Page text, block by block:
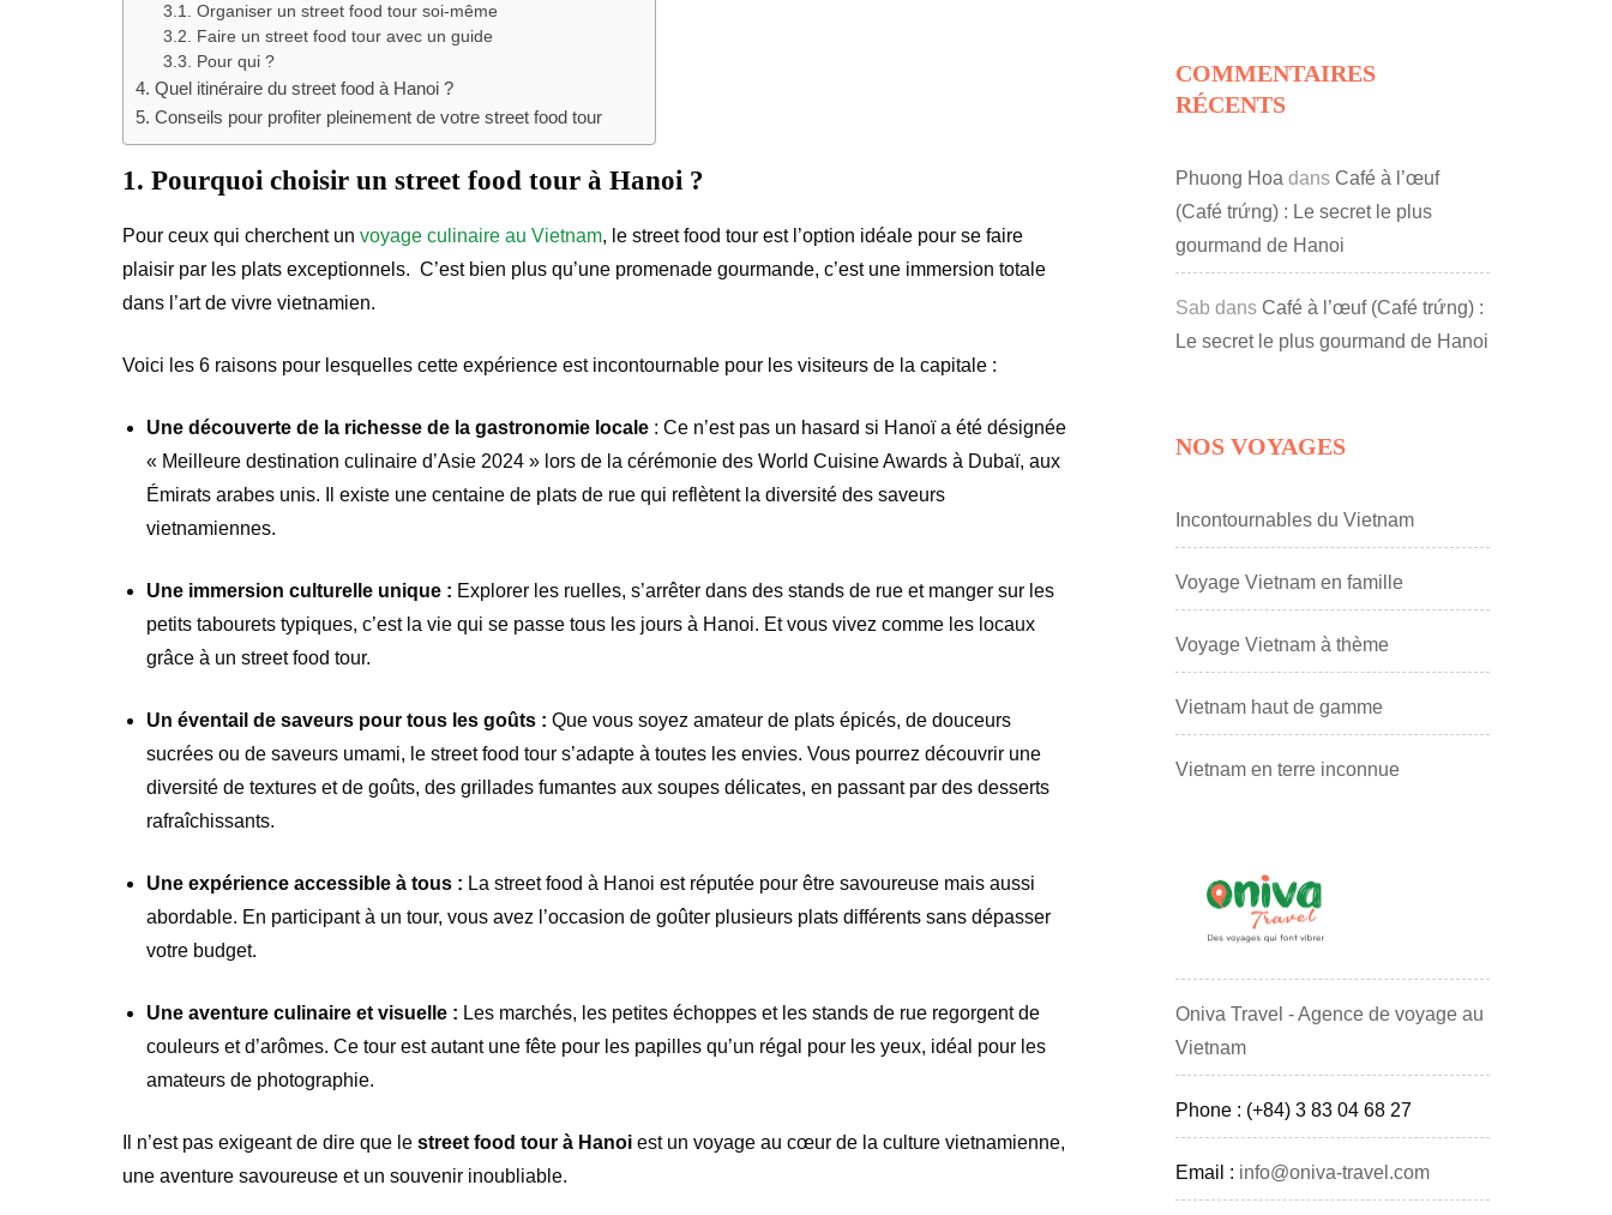
3.1. Organiser un street food tour soi-même
3.2. Faire un street food tour avec un guide
3.3. Pour qui ?
4. Quel itinéraire du street food à Hanoi ?
5. Conseils pour profiter pleinement de votre street food tour
1. Pourquoi choisir un street food tour à Hanoi ?
Pour ceux qui cherchent un voyage culinaire au Vietnam, le street food tour est l’option idéale pour se faire
plaisir par les plats exceptionnels. C’est bien plus qu’une promenade gourmande, c’est une immersion totale
dans l’art de vivre vietnamien.
Voici les 6 raisons pour lesquelles cette expérience est incontournable pour les visiteurs de la capitale :
Une découverte de la richesse de la gastronomie locale : Ce n’est pas un hasard si Hanoï a été désignée
« Meilleure destination culinaire d’Asie 2024 » lors de la cérémonie des World Cuisine Awards à Dubaï, aux
Émirats arabes unis. Il existe une centaine de plats de rue qui reflètent la diversité des saveurs
vietnamiennes.
Une immersion culturelle unique : Explorer les ruelles, s’arrêter dans des stands de rue et manger sur les
petits tabourets typiques, c’est la vie qui se passe tous les jours à Hanoi. Et vous vivez comme les locaux
grâce à un street food tour.
Un éventail de saveurs pour tous les goûts : Que vous soyez amateur de plats épicés, de douceurs
sucrées ou de saveurs umami, le street food tour s’adapte à toutes les envies. Vous pourrez découvrir une
diversité de textures et de goûts, des grillades fumantes aux soupes délicates, en passant par des desserts
rafraîchissants.
Une expérience accessible à tous : La street food à Hanoi est réputée pour être savoureuse mais aussi
abordable. En participant à un tour, vous avez l’occasion de goûter plusieurs plats différents sans dépasser
votre budget.
Une aventure culinaire et visuelle : Les marchés, les petites échoppes et les stands de rue regorgent de
couleurs et d’arômes. Ce tour est autant une fête pour les papilles qu’un régal pour les yeux, idéal pour les
amateurs de photographie.
Il n’est pas exigeant de dire que le street food tour à Hanoi est un voyage au cœur de la culture vietnamienne,
une aventure savoureuse et un souvenir inoubliable.
COMMENTAIRES
RÉCENTS
Phuong Hoa dans Café à l’œuf
(Café trứng) : Le secret le plus
gourmand de Hanoi
Sab dans Café à l’œuf (Café trứng) :
Le secret le plus gourmand de Hanoi
NOS VOYAGES
Incontournables du Vietnam
Voyage Vietnam en famille
Voyage Vietnam à thème
Vietnam haut de gamme
Vietnam en terre inconnue
Oniva Travel - Agence de voyage au
Vietnam
Phone : (+84) 3 83 04 68 27
Email : info@oniva-travel.com